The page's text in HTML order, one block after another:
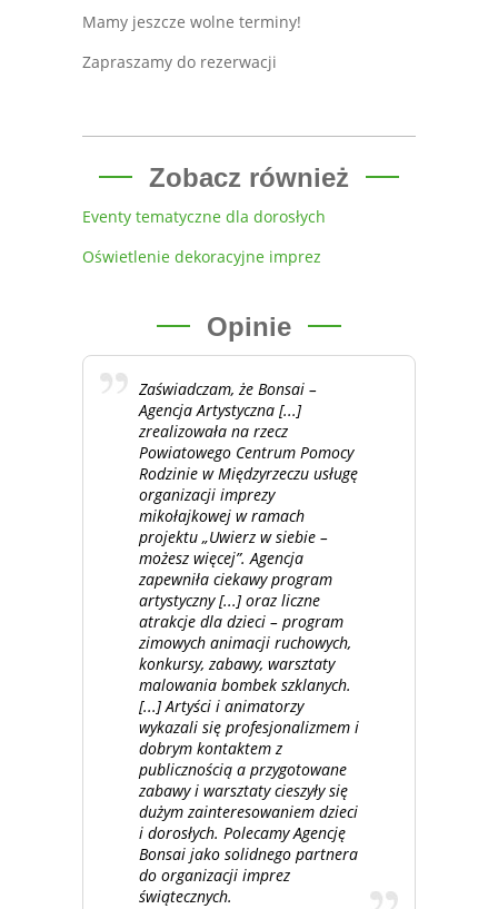
Mamy jeszcze wolne terminy!
Zapraszamy do rezerwacji
Zobacz również
Eventy tematyczne dla dorosłych
Oświetlenie dekoracyjne imprez
Opinie
Zaświadczam, że Bonsai –
Agencja Artystyczna [...]
zrealizowała na rzecz
Powiatowego Centrum Pomocy
Rodzinie w Międzyrzeczu usługę
organizacji imprezy
mikołajkowej w ramach
projektu „Uwierz w siebie –
możesz więcej”. Agencja
zapewniła ciekawy program
artystyczny [...] oraz liczne
atrakcje dla dzieci – program
zimowych animacji ruchowych,
konkursy, zabawy, warsztaty
malowania bombek szklanych.
[...] Artyści i animatorzy
wykazali się profesjonalizmem i
dobrym kontaktem z
publicznością a przygotowane
zabawy i warsztaty cieszyły się
dużym zainteresowaniem dzieci
i dorosłych. Polecamy Agencję
Bonsai jako solidnego partnera
do organizacji imprez
świątecznych.